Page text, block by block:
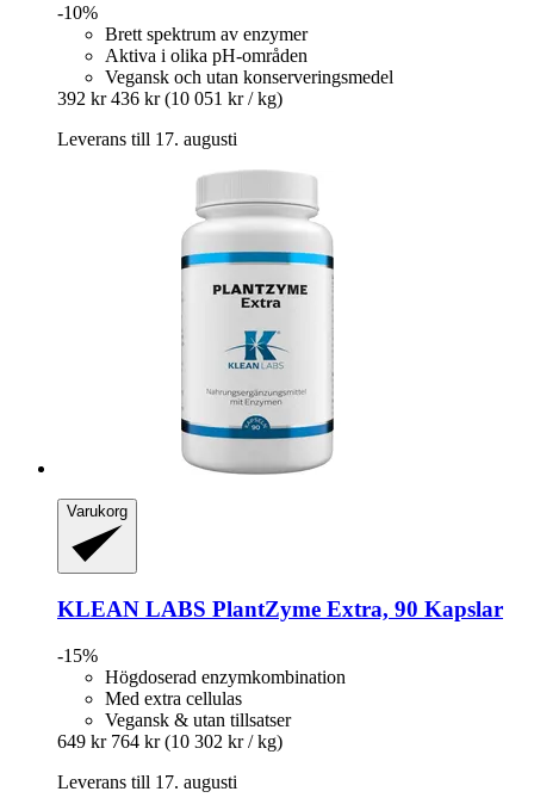
-10%
Brett spektrum av enzymer
Aktiva i olika pH-områden
Vegansk och utan konserveringsmedel
392 kr 436 kr (10 051 kr / kg)
Leverans till 17. augusti
Varukorg
KLEAN LABS PlantZyme Extra, 90 Kapslar
-15%
Högdoserad enzymkombination
Med extra cellulas
Vegansk & utan tillsatser
649 kr 764 kr (10 302 kr / kg)
Leverans till 17. augusti